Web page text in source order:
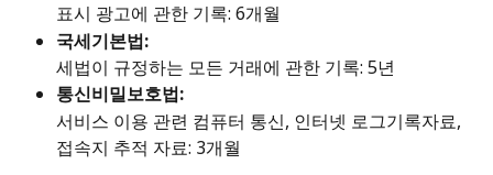
표시 광고에 관한 기록: 6개월
국세기본법:
세법이 규정하는 모든 거래에 관한 기록: 5년
통신비밀보호법:
서비스 이용 관련 컴퓨터 통신, 인터넷 로그기록자료,
접속지 추적 자료: 3개월